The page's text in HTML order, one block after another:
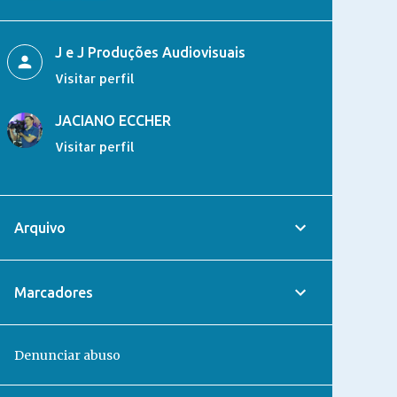
e
t
g
r
a
T
b
e
J e J Produções Audiovisuais
Visitar perfil
JACIANO ECCHER
Visitar perfil
Arquivo
Marcadores
Denunciar abuso